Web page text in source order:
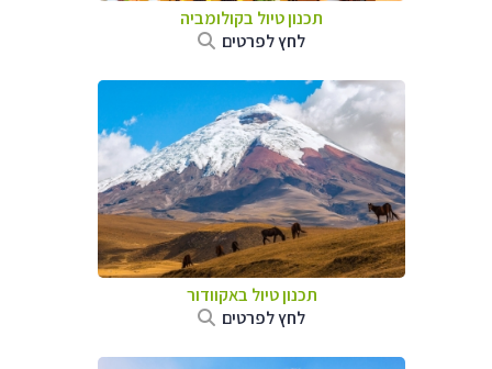
תכנון טיול בקולומביה
לחץ לפרטים
תכנון טיול באקוודור
לחץ לפרטים